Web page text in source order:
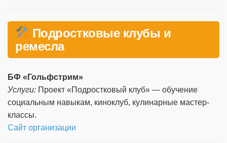
Подростковые клубы и
ремесла
БФ «Гольфстрим»
Услуги: Проект «Подростковый клуб» — обучение
социальным навыкам, киноклуб, кулинарные мастер-
классы.
Сайт организации